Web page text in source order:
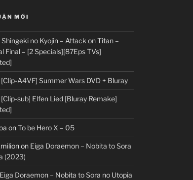
MỚI
Shingeki no Kyojin – Attack on Titan –
Final – [2 Specials][87Eps TVs]
[Clip-A4VF] Summer Wars DVD + Bluray
[Clip-sub] Elfen Lied [Bluray Remake]
onTo be Hero X – 05
on Eiga Doraemon – Nobita to Sora
(2023)
Eiga Doraemon – Nobita to Sora no Utopia